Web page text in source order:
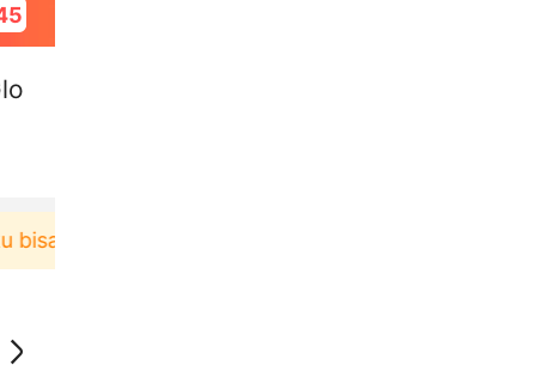
voucher Rp165.000 lagi Download & Pakai！